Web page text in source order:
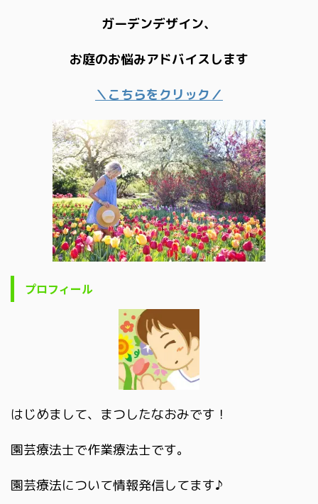
ガーデンデザイン、
お庭のお悩みアドバイスします
＼こちらをクリック／
プロフィール
はじめまして、まつしたなおみです！
園芸療法士で作業療法士です。
園芸療法について情報発信してます♪